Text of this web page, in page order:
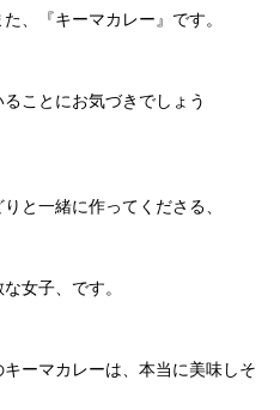
、『キーマカレー』です。
ことにお気づきでしょう
と一緒に作ってくださる、
女子、です。
ーマカレーは、本当に美味しそ